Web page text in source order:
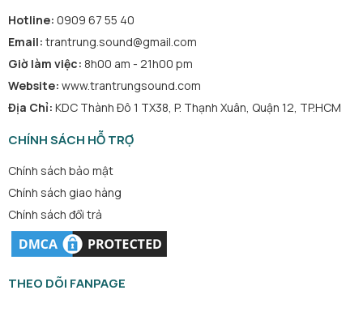
Hotline: 0909 67 55 40
Email: trantrung.sound@gmail.com
Giờ làm việc: 8h00 am - 21h00 pm
Website: www.trantrungsound.com
Địa Chỉ: KDC Thành Đô 1 TX38, P. Thạnh Xuân, Quận 12, TP.HCM
CHÍNH SÁCH HỖ TRỢ
Chính sách bảo mật
Chính sách giao hàng
Chính sách đổi trả
THEO DÕI FANPAGE